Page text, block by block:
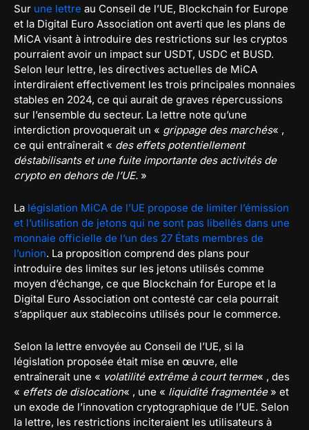
Sur une lettre au Conseil de l’UE, Blockchain for Europe
et la Digital Euro Association ont averti que les plans de
MiCA visant à introduire des restrictions sur les cryptos
pourraient avoir un impact sur USDT, USDC et BUSD.
Selon leur lettre, les directives actuelles de MiCA
interdiraient effectivement les trois principales monnaies
stables en 2024, ce qui aurait de graves répercussions
sur l’ensemble du secteur. La lettre note qu’une
interdiction provoquerait un « grippage des marchés« ,
ce qui entraînerait « des effets potentiellement
déstabilisants et une fuite importante des activités de
crypto en dehors de l’UE. »
La législation MiCA de l’UE propose de limiter l’émission
et l’utilisation de jetons qui ne sont pas libellés dans une
monnaie officielle de l’un des 27 États membres de
l’union. La proposition comprend des plans pour
introduire des limites sur les jetons utilisés comme
moyen d’échange, ce que Blockchain for Europe et la
Digital Euro Association ont contesté car cela pourrait
s’appliquer aux stablecoins utilisés pour le commerce.
Selon la lettre envoyée au Conseil de l’UE, si la
législation proposée était mise en œuvre, elle
entraînerait une « volatilité extrême à court terme« , des
« effets de dislocation« , une « liquidité fragmentée» et
un exode de l’innovation cryptographique de l’UE. Selon
la lettre, les restrictions inciteraient les utilisateurs à